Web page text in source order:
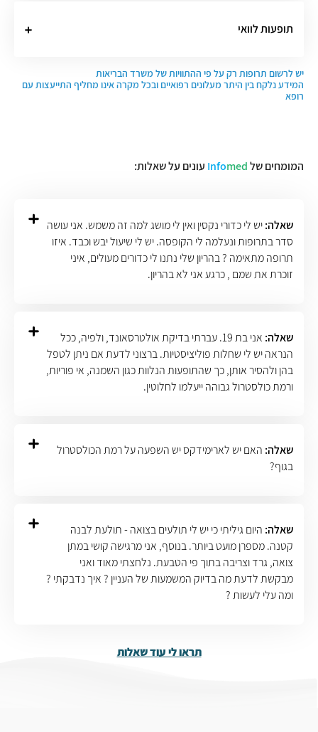
תופעות לוואי
יש לרשום תרופות רק על פי ההתוויות של משרד הבריאות
המידע נלקח בין היתר מעלונים רפואיים ובכל מקרה אינו מחליף התייעצות עם
רופא
המומחים של Infomed עונים על שאלות:
שאלה:יש לי כדורי נקסין ואין לי מושג למה זה משמש. אני עושה
סדר בתרופות ונעלמה לי הקופסה. יש לי שיעול יבש וכבד. איזו
תרופה מתאימה ? בהריון שלי נתנו לי כדורים מעולים, איני
זוכרת את שמם , כרגע אני לא בהריון.
שאלה:
אני בת 19. עברתי בדיקת אולטרסאונד, ולפיה, ככל
הנראה יש לי שחלות פוליציסטיות. ברצוני לדעת אם ניתן לטפל
בהן ולהסיר אותן, כך שהתופעות הנלוות כגון השמנה, אי פוריות,
ורמת כולסטרול גבוהה ייעלמו לחלוטין.
שאלה: האם יש לארימידקס יש השפעה על רמת הכולסטרול
בגוף?
שאלה: היום גיליתי כי יש לי תולעים בצואה - תולעת לבנה
קטנה. מספרן מועט ביותר. בנוסף, אני מרגישה קושי במתן
צואה, גרד וצריבה בתוך פי הטבעת. נלחצתי מאוד ואני
מבקשת לדעת מה בדיוק המשמעות של העניין ? איך נדבקתי ?
ומה עלי לעשות ?
תראו לי עוד שאלות